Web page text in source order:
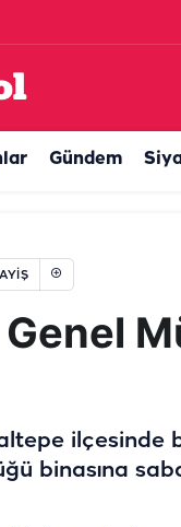
Gündem
ilçesinde
binasına